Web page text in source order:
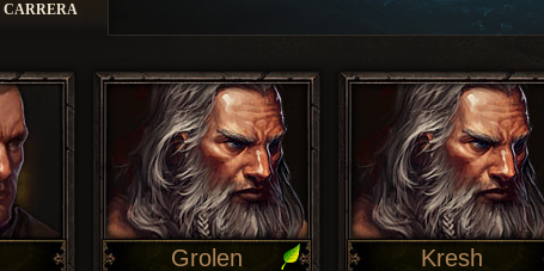
CARRERA
Grolen Kresh